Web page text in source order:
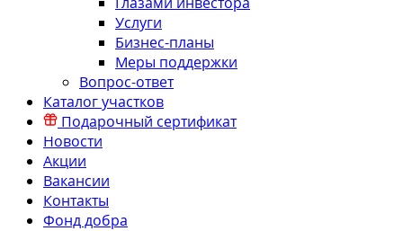
Услуги
Бизнес-планы
Меры поддержки
Вопрос-ответ
Каталог участков
Подарочный сертификат
Новости
Акции
Вакансии
Контакты
Фонд добра